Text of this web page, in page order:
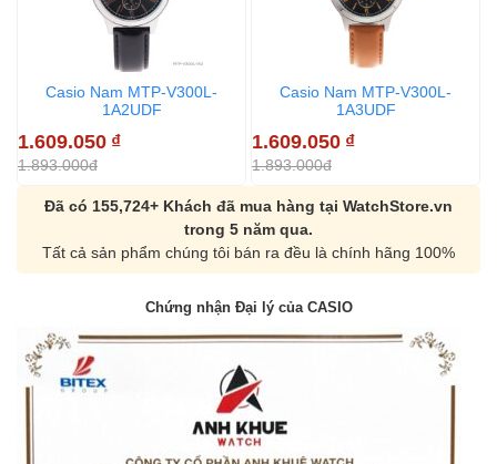
Casio Nam MTP-V300L-
1A2UDF
1.609.050 ₫
1.893.000đ
Casio Nam MTP-V300L-
1A3UDF
1.609.050 ₫
1.893.000đ
Đã có 155,724+ Khách đã mua hàng tại WatchStore.vn
trong 5 năm qua.
Tất cả sản phẩm chúng tôi bán ra đều là chính hãng 100%
Chứng nhận Đại lý của CASIO